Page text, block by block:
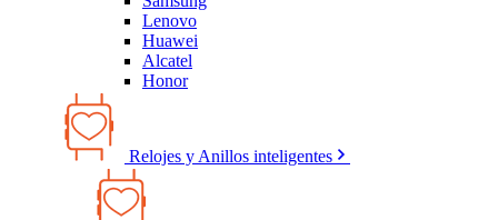
Lenovo
Huawei
Alcatel
Honor
Relojes y Anillos inteligentes